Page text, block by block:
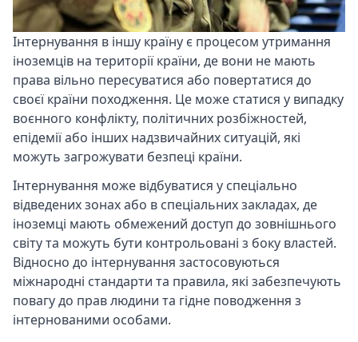
Інтернування в іншу країну є процесом утримання
іноземців на території країни, де вони не мають
права вільно пересуватися або повертатися до
своєї країни походження. Це може статися у випадку
воєнного конфлікту, політичних розбіжностей,
епідемії або інших надзвичайних ситуацій, які
можуть загрожувати безпеці країни.
Інтернування може відбуватися у спеціально
відведених зонах або в спеціальних закладах, де
іноземці мають обмежений доступ до зовнішнього
світу та можуть бути контрольовані з боку властей.
Відносно до інтернування застосовуються
міжнародні стандарти та правила, які забезпечують
повагу до прав людини та гідне поводження з
інтернованими особами.